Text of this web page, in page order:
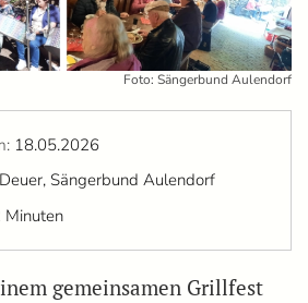
Foto: Sängerbund Aulendorf
18.05.2026
Sängerbund Aulendorf
Minuten
gemeinsamen Grillfest